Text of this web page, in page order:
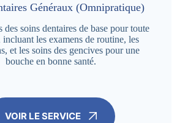
Généraux (Omnipratique)
soins dentaires de base pour toute
les examens de routine, les
et les soins des gencives pour une
bouche en bonne santé.
VOIR LE SERVICE